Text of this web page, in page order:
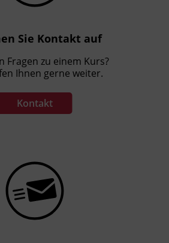
Sie Kontakt auf
Fragen zu einem Kurs?
Ihnen gerne weiter.
Kontakt